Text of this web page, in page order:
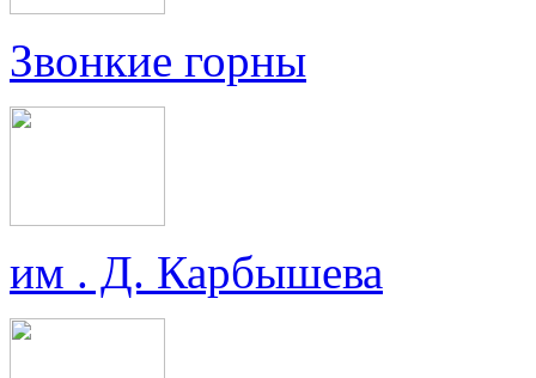
Звонкие горны
им . Д. Карбышева